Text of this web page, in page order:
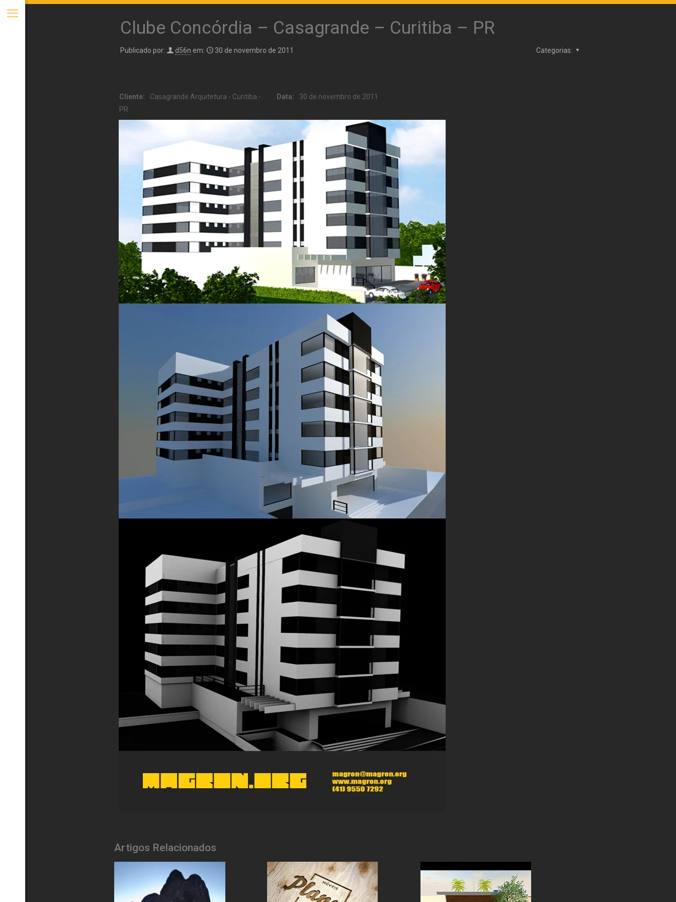
Clube Concórdia – Casagrande – Curitiba – PR
Publicado por: d56n em: 30 de novembro de 2011 Categorias:
Cliente:
Casagrande Arquitetura - Curitiba -
PR
Data: 30 de novembro de 2011
Artigos Relacionados